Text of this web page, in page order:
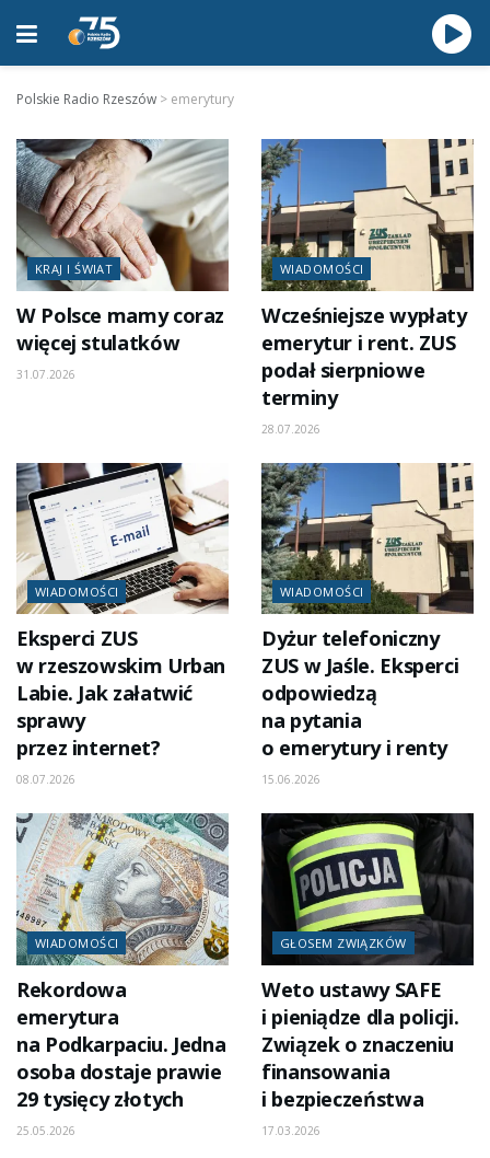
Polskie Radio Rzeszów > emerytury
KRAJ I ŚWIAT
W Polsce mamy coraz
więcej stulatków
31.07.2026
WIADOMOŚCI
Wcześniejsze wypłaty
emerytur i rent. ZUS
podał sierpniowe
terminy
28.07.2026
WIADOMOŚCI
Eksperci ZUS
w rzeszowskim Urban
Labie. Jak załatwić
sprawy
przez internet?
08.07.2026
WIADOMOŚCI
Dyżur telefoniczny
ZUS w Jaśle. Eksperci
odpowiedzą
na pytania
o emerytury i renty
15.06.2026
WIADOMOŚCI
Rekordowa
emerytura
na Podkarpaciu. Jedna
osoba dostaje prawie
29 tysięcy złotych
25.05.2026
GŁOSEM ZWIĄZKÓW
Weto ustawy SAFE
i pieniądze dla policji.
Związek o znaczeniu
finansowania
i bezpieczeństwa
17.03.2026